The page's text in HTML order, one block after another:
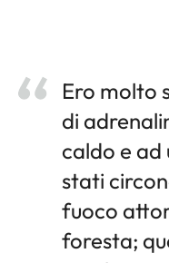
Ero molto
di
caldo e ad
stati
fuoco
foresta;